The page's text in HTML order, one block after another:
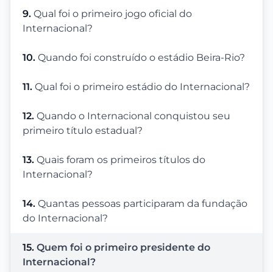
9. Qual foi o primeiro jogo oficial do
Internacional?
10. Quando foi construído o estádio Beira-Rio?
11. Qual foi o primeiro estádio do Internacional?
12. Quando o Internacional conquistou seu
primeiro título estadual?
13. Quais foram os primeiros títulos do
Internacional?
14. Quantas pessoas participaram da fundação
do Internacional?
15. Quem foi o primeiro presidente do
Internacional?